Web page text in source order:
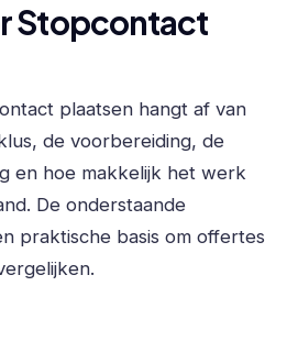
Stopcontact
plaatsen hangt af van
de voorbereiding, de
en hoe makkelijk het werk
De onderstaande
praktische basis om offertes